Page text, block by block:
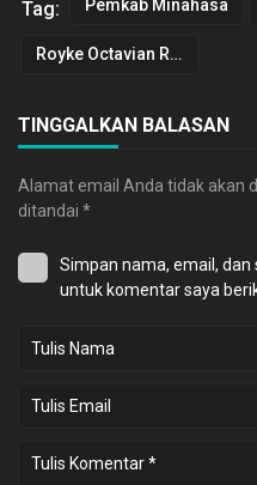
Tag: Pemkab Minahasa
Royke Octavian Roring
TINGGALKAN BALASAN
Alamat email Anda tidak akan
ditandai *
Simpan nama, email,
untuk komentar saya